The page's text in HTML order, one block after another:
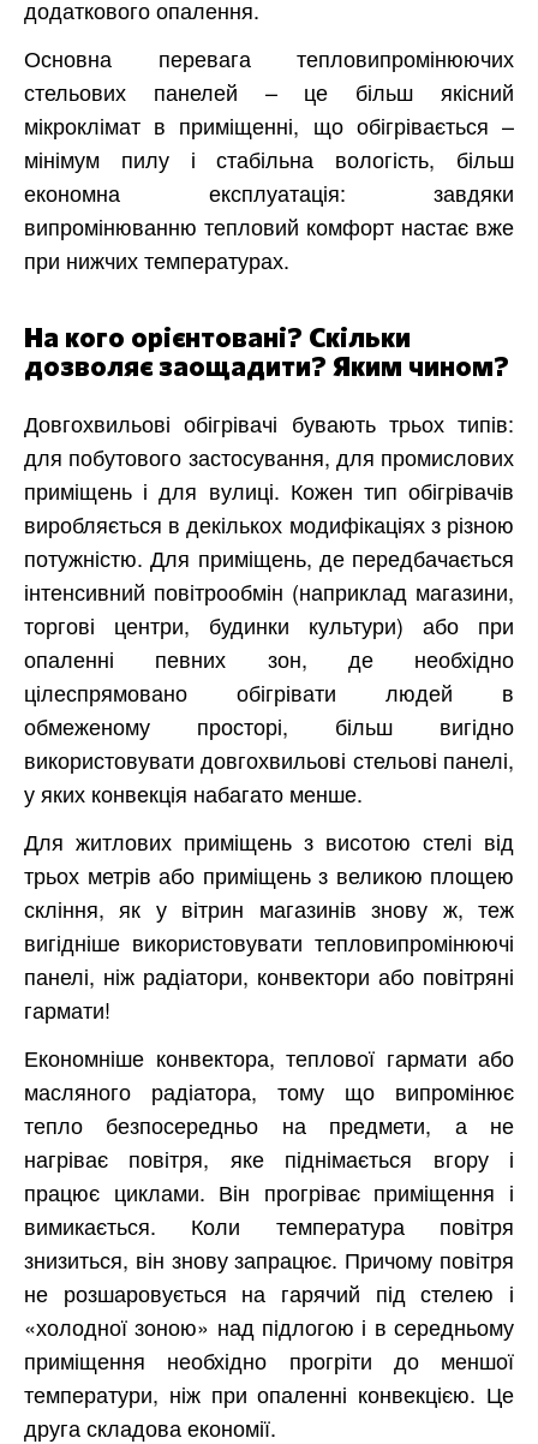
додаткового опалення.
Основна перевага тепловипромінюючих
стельових панелей – це більш якісний
мікроклімат в приміщенні, що обігрівається –
мінімум пилу і стабільна вологість, більш
економна експлуатація: завдяки
випромінюванню тепловий комфорт настає вже
при нижчих температурах.
На кого орієнтовані? Скільки
дозволяє заощадити? Яким чином?
Довгохвильові обігрівачі бувають трьох типів:
для побутового застосування, для промислових
приміщень і для вулиці. Кожен тип обігрівачів
виробляється в декількох модифікаціях з різною
потужністю. Для приміщень, де передбачається
інтенсивний повітрообмін (наприклад магазини,
торгові центри, будинки культури) або при
опаленні певних зон, де необхідно
цілеспрямовано обігрівати людей в
обмеженому просторі, більш вигідно
використовувати довгохвильові стельові панелі,
у яких конвекція набагато менше.
Для житлових приміщень з висотою стелі від
трьох метрів або приміщень з великою площею
скління, як у вітрин магазинів знову ж, теж
вигідніше використовувати тепловипромінюючі
панелі, ніж радіатори, конвектори або повітряні
гармати!
Економніше конвектора, теплової гармати або
масляного радіатора, тому що випромінює
тепло безпосередньо на предмети, а не
нагріває повітря, яке піднімається вгору і
працює циклами. Він прогріває приміщення і
вимикається. Коли температура повітря
знизиться, він знову запрацює. Причому повітря
не розшаровується на гарячий під стелею і
«холодної зоною» над підлогою і в середньому
приміщення необхідно прогріти до меншої
температури, ніж при опаленні конвекцією. Це
друга складова економії.